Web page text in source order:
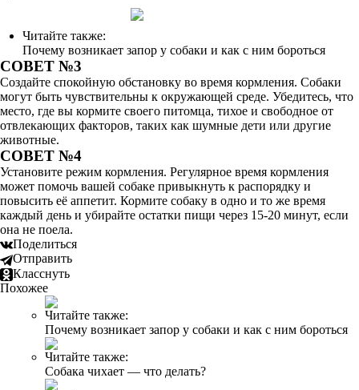
Читайте также:
Почему возникает запор у собаки и как с ним бороться
СОВЕТ №3
Создайте спокойную обстановку во время кормления. Собаки
могут быть чувствительны к окружающей среде. Убедитесь, что
место, где вы кормите своего питомца, тихое и свободное от
отвлекающих факторов, таких как шумные дети или другие
животные.
СОВЕТ №4
Установите режим кормления. Регулярное время кормления
может помочь вашей собаке привыкнуть к распорядку и
повысить её аппетит. Кормите собаку в одно и то же время
каждый день и убирайте остатки пищи через 15-20 минут, если
она не поела.
Поделиться
Отправить
Класснуть
Похожее
Читайте также:
Почему возникает запор у собаки и как с ним бороться
Читайте также:
Собака чихает — что делать?